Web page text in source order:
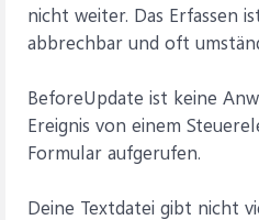
nicht weiter. Das Erfassen
abbrechbar und oft
BeforeUpdate ist keine
Ereignis von einem
Formular aufgerufen.
Deine Textdatei gibt nicht